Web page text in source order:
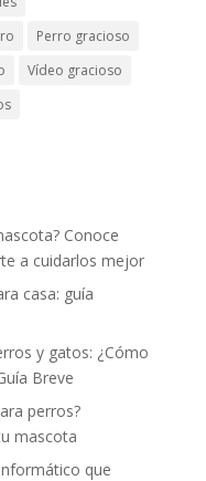
Perro gracioso
Vídeo gracioso
Conoce
a cuidarlos mejor
casa: guía
y gatos: ¿Cómo
Breve
perros?
mascota
que